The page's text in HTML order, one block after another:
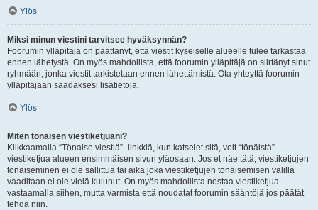
Ylös
Miksi minun viestini tarvitsee hyväksynnän?
Foorumin ylläpitäjä on päättänyt, että viestit kyseiselle alueelle tulee tarkastaa
ennen lähetystä. On myös mahdollista, että foorumin ylläpitäjä on siirtänyt sinut
ryhmään, jonka viestit tarkistetaan ennen lähettämistä. Ota yhteyttä foorumin
ylläpitäjään saadaksesi lisätietoja.
Ylös
Miten tönäisen viestiketjuani?
Klikkaamalla “Tönaise viestiä” -linkkiä, kun katselet sitä, voit “tönäistä”
viestiketjua alueen ensimmäisen sivun yläosaan. Jos et näe tätä, viestiketjujen
tönäiseminen ei ole sallittua tai aika joka viestiketjujen tönäisemisen välillä
vaaditaan ei ole vielä kulunut. On myös mahdollista nostaa viestiketjua
vastaamalla siihen, mutta varmista että noudatat foorumin sääntöjä jos päätät
tehdä niin.